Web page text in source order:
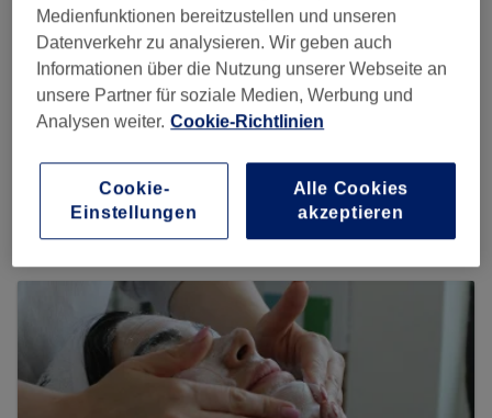
348 reviews
Hauptstätterstrasse 63, 70178 Stuttgart
Medienfunktionen bereitzustellen und unseren
Datenverkehr zu analysieren. Wir geben auch
Informationen über die Nutzung unserer Webseite an
unsere Partner für soziale Medien, Werbung und
Analysen weiter. Cookie-Richtlinien
Cookie-
Einstellungen
Alle Cookies
akzeptieren